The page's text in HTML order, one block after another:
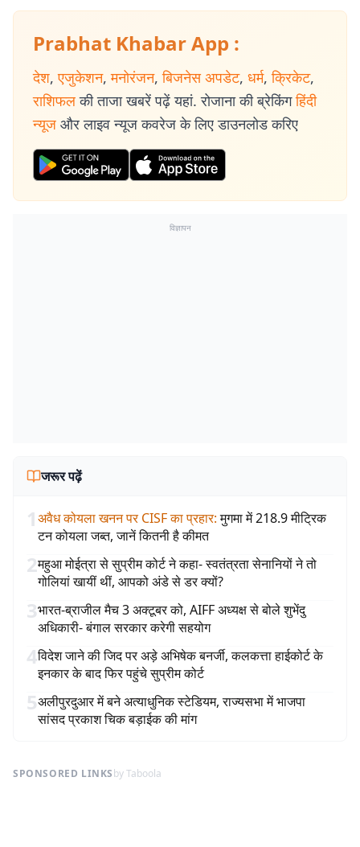
Prabhat Khabar App :
देश, एजुकेशन, मनोरंजन, बिजनेस अपडेट, धर्म, क्रिकेट,
राशिफल की ताजा खबरें पढ़ें यहां. रोजाना की ब्रेकिंग हिंदी
न्यूज और लाइव न्यूज कवरेज के लिए डाउनलोड करिए
विज्ञापन
जरूर पढ़ें
1अवैध कोयला खनन पर CISF का प्रहार: मुगमा में 218.9 मीट्रिक
टन कोयला जब्त, जानें कितनी है कीमत
2महुआ मोईत्रा से सुप्रीम कोर्ट ने कहा- स्वतंत्रता सेनानियों ने तो
गोलियां खायीं थीं, आपको अंडे से डर क्यों?
3भारत-ब्राजील मैच 3 अक्टूबर को, AIFF अध्यक्ष से बोले शुभेंदु
अधिकारी- बंगाल सरकार करेगी सहयोग
4विदेश जाने की जिद पर अड़े अभिषेक बनर्जी, कलकत्ता हाईकोर्ट के
इनकार के बाद फिर पहुंचे सुप्रीम कोर्ट
5अलीपुरदुआर में बने अत्याधुनिक स्टेडियम, राज्यसभा में भाजपा
सांसद प्रकाश चिक बड़ाईक की मांग
SPONSORED LINKSby Taboola